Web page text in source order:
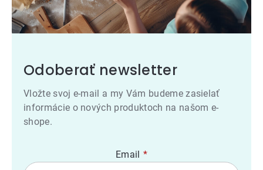
Odoberať newsletter
Vložte svoj e-mail a my Vám budeme zasielať
informácie o nových produktoch na našom e-
shope.
Email